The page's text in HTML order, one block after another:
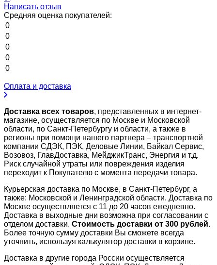
Написать отзыв
Средняя оценка покупателей:
0
0
0
0
0
Оплата и доставка
Доставка всех товаров, представленных в интернет-
магазине, осуществляется по Москве и Московской
области, по Санкт-Петербургу и области, а также в
регионы при помощи нашего партнера – транспортной
компании СДЭК, ПЭК, Деловые Линии, Байкал Сервис,
Возовоз, ГлавДоставка, МейджикТранс, Энергия и т.д.
Риск случайной утраты или повреждения изделия
переходит к Покупателю с момента передачи товара.
Курьерская доставка по Москве, в Санкт-Петербург, а
также: Московской и Ленинградской области. Доставка по
Москве осуществляется с 11 до 20 часов ежедневно.
Доставка в выходные дни возможна при согласовании с
отделом доставки. Стоимость доставки от 300 рублей.
Более точную сумму доставки Вы сможете всегда
уточнить, используя калькулятор доставки в корзине.
Доставка в другие города России осуществляется